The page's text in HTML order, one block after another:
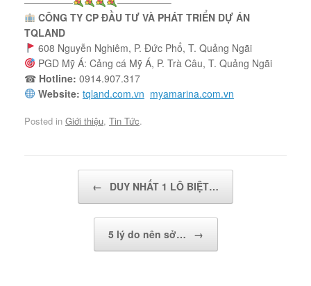
CÔNG TY CP ĐẦU TƯ VÀ PHÁT TRIỂN DỰ ÁN
TQLAND
608 Nguyễn Nghiêm, P. Đức Phổ, T. Quảng Ngãi
PGD Mỹ Á: Cảng cá Mỹ Á, P. Trà Câu, T. Quảng Ngãi
☎ Hotline: 0914.907.317
Website: tqland.com.vn myamarina.com.vn
Posted in Giới thiệu, Tin Tức.
← DUY NHẤT 1 LÔ BIỆT…
5 lý do nên sở… →